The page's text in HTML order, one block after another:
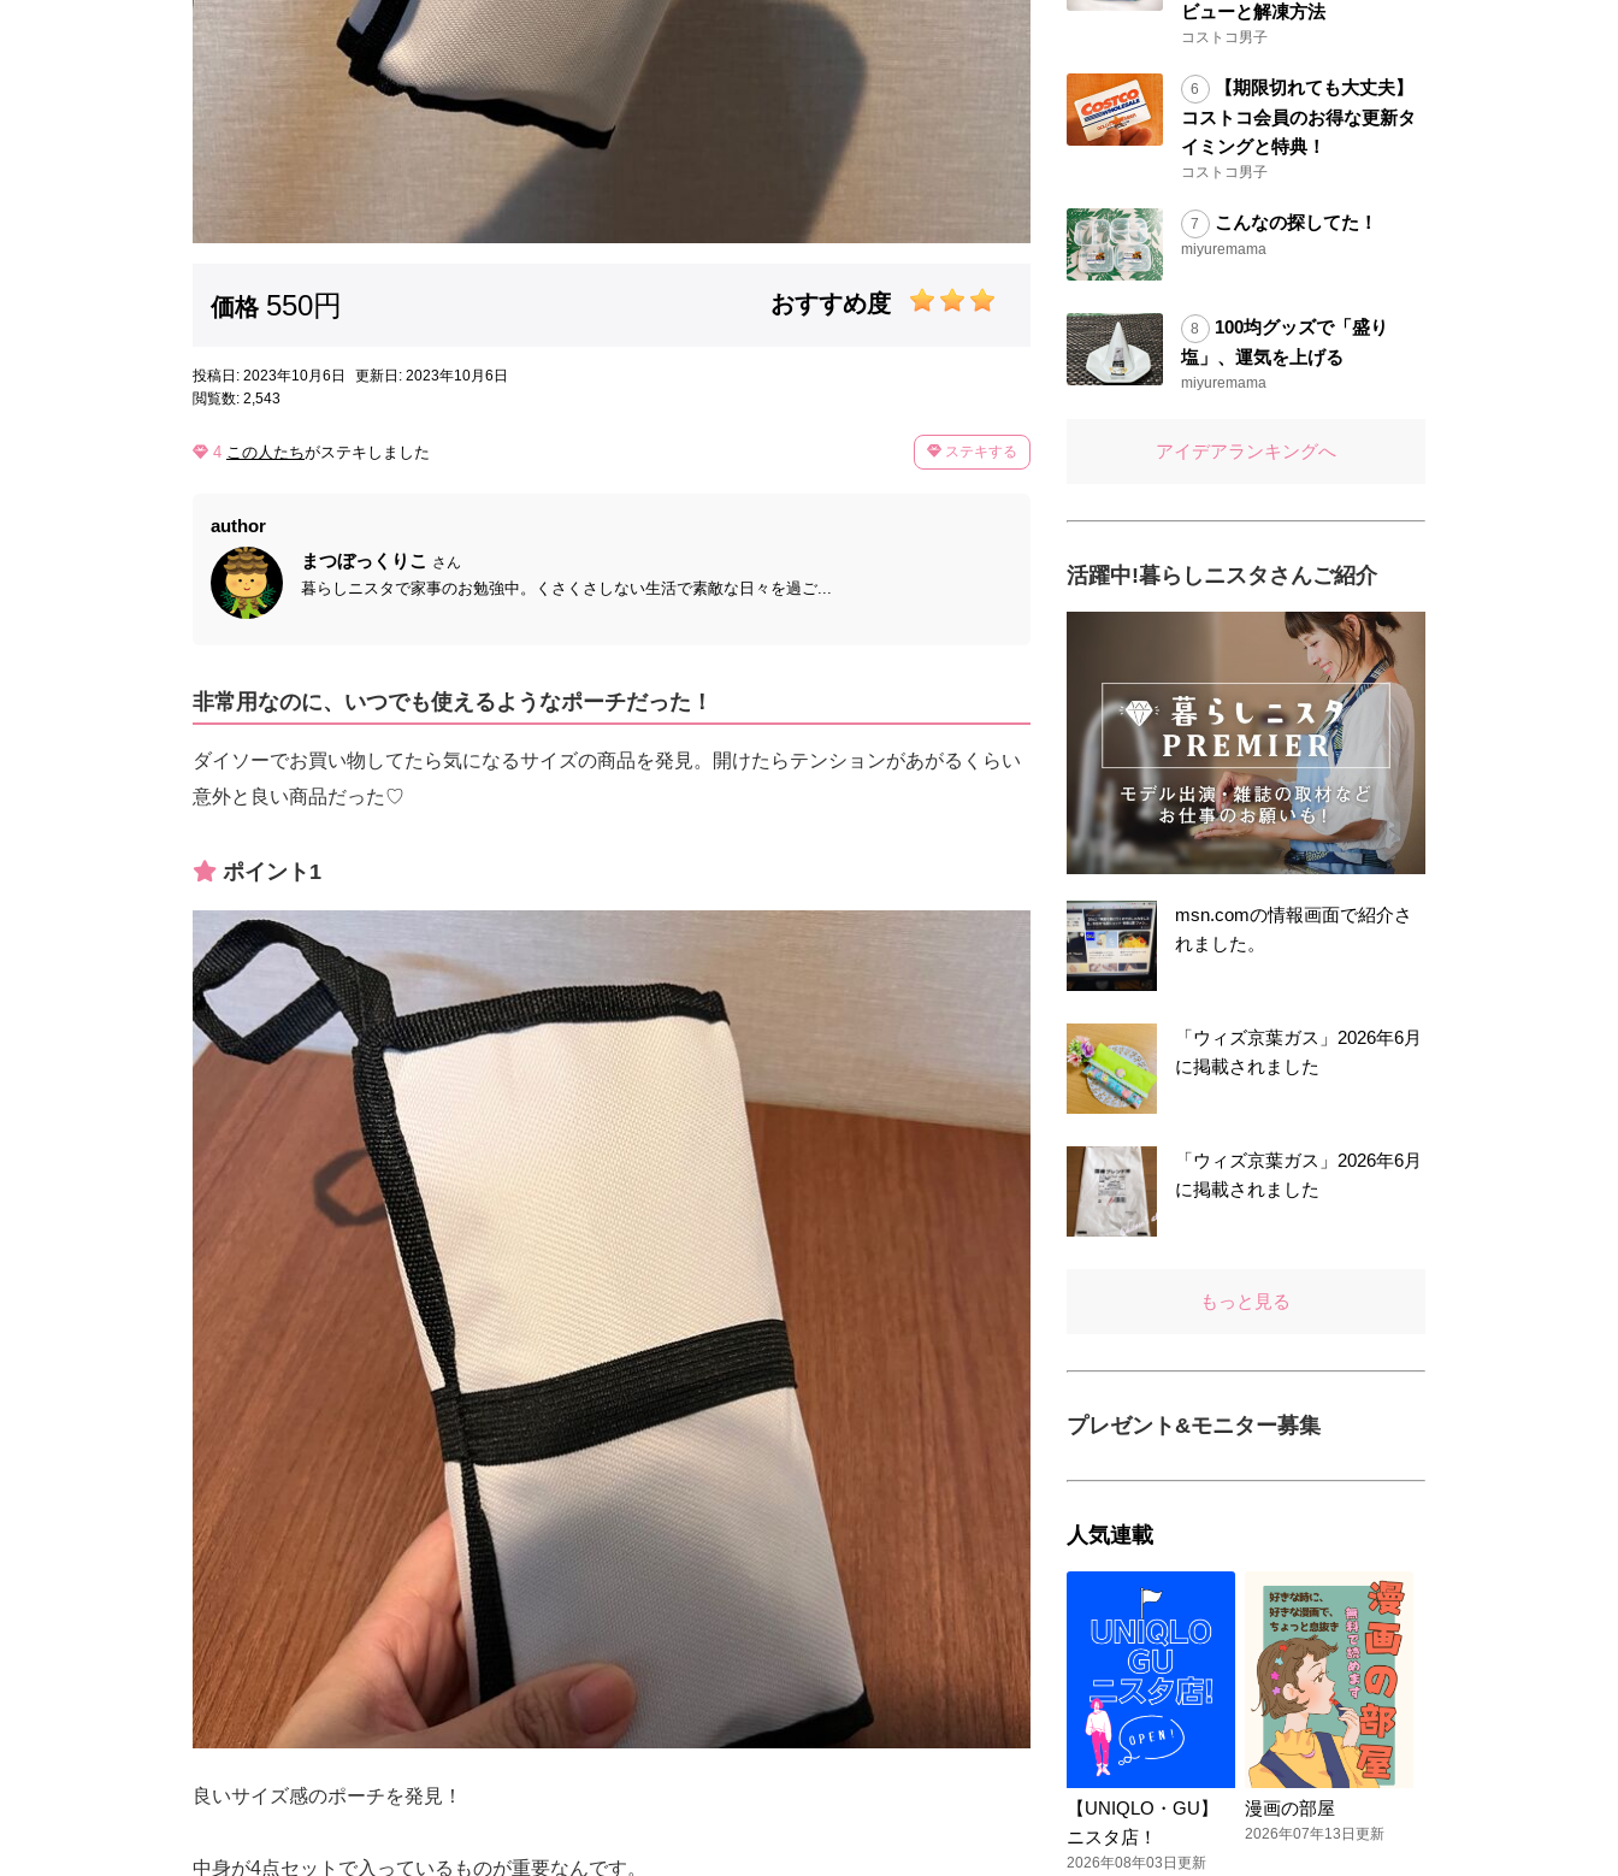
価格 550円 おすすめ度
投稿日: 2023年10月6日
更新日: 2023年10月6日
閲覧数: 2,543
4 この人たちがステキしました ステキする
author
まつぼっくりこ さん
暮らしニスタで家事のお勉強中。くさくさしない生活で素敵な日々を過ご...
非常用なのに、いつでも使えるようなポーチだった！
ダイソーでお買い物してたら気になるサイズの商品を発見。開けたらテンションがあがるくらい
意外と良い商品だった♡
ポイント1
良いサイズ感のポーチを発見！
中身が4点セットで入っているものが重要なんです。
ビューと解凍方法
コストコ男子
【期限切れても大丈夫】
コストコ会員のお得な更新タ
イミングと特典！
コストコ男子
こんなの探してた！
miyuremama
100均グッズで「盛り
塩」、運気を上げる
miyuremama
アイデアランキングへ
活躍中!暮らしニスタさんご紹介
msn.comの情報画面で紹介さ
れました。
「ウィズ京葉ガス」2026年6月
に掲載されました
「ウィズ京葉ガス」2026年6月
に掲載されました
もっと見る
プレゼント&モニター募集
人気連載
【UNIQLO・GU】
ニスタ店！
2026年08年03日更新
漫画の部屋
2026年07年13日更新